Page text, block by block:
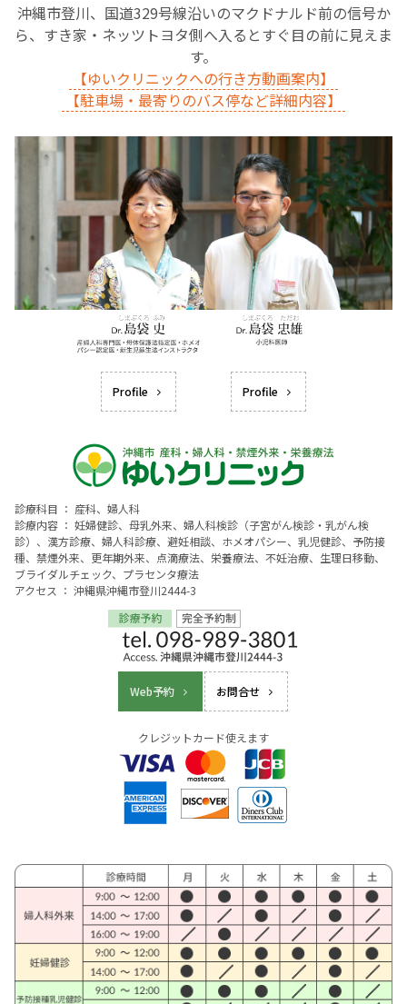
沖縄市登川、国道329号線沿いのマクドナルド前の信号か
ら、すき家・ネッツトヨタ側へ入るとすぐ目の前に見えま
す。
【ゆいクリニックへの行き方動画案内】
【駐車場・最寄りのバス停など詳細内容】
Profile Profile
診療科目 ： 産科、婦人科
診療内容 ： 妊婦健診、母乳外来、婦人科検診（子宮がん検診・乳がん検
診）、漢方診療、婦人科診療、避妊相談、ホメオパシー、乳児健診、予防接
種、禁煙外来、更年期外来、点滴療法、栄養療法、不妊治療、生理日移動、
ブライダルチェック、プラセンタ療法
アクセス ： 沖縄県沖縄市登川2444-3
Web予約 お問合せ
クレジットカード使えます